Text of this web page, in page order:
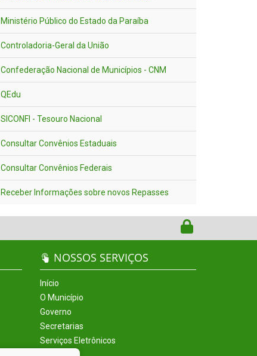
Ministério Público do Estado da Paraíba
Controladoria-Geral da União
Confederação Nacional de Municípios - CNM
QEdu
SICONFI - Tesouro Nacional
Consultar Convênios Estaduais
Consultar Convênios Federais
Receber Informações sobre novos Repasses
NOSSOS SERVIÇOS
Início
O Município
Governo
Secretarias
Serviços Eletrônicos